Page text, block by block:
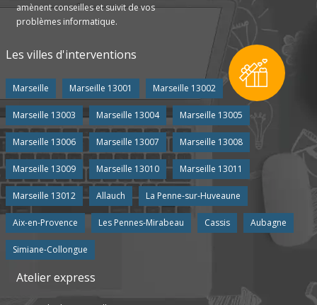
amènent conseilles et suivit de vos
problèmes informatique.
Les villes d'interventions
Marseille Marseille 13001 Marseille 13002
Marseille 13003 Marseille 13004 Marseille 13005
Marseille 13006 Marseille 13007 Marseille 13008
Marseille 13009 Marseille 13010 Marseille 13011
Marseille 13012 Allauch La Penne-sur-Huveaune
Aix-en-Provence Les Pennes-Mirabeau Cassis Aubagne
Simiane-Collongue
Atelier express